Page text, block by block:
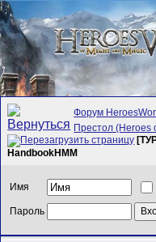
Форум
Престол (Heroes
HandbookHMM
Имя
Пароль